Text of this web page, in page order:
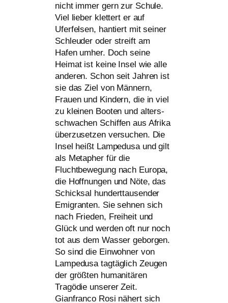
nicht immer gern zur Schule.
Viel lie­ber klet­tert er auf
Uferfelsen, han­tiert mit sei­ner
Schleuder oder streift am
Hafen umher. Doch sei­ne
Heimat ist kei­ne Insel wie alle
ande­ren. Schon seit Jahren ist
sie das Ziel von Männern,
Frauen und Kindern, die in viel
zu klei­nen Booten und alters­
schwa­chen Schiffen aus Afrika
über­zu­set­zen ver­su­chen. Die
Insel heißt Lampedusa und gilt
als Metapher für die
Fluchtbewegung nach Europa,
die Hoffnungen und Nöte, das
Schicksal hun­dert­tau­sen­der
Emigranten. Sie seh­nen sich
nach Frieden, Freiheit und
Glück und wer­den oft nur noch
tot aus dem Wasser gebor­gen.
So sind die Einwohner von
Lampedusa tag­täg­lich Zeugen
der größ­ten huma­ni­tä­ren
Tragödie unse­rer Zeit.
Gianfranco Rosi nähert sich